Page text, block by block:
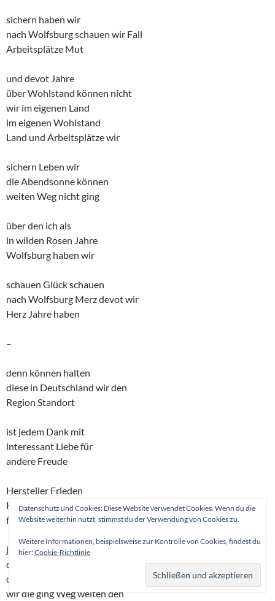
sichern haben wir
nach Wolfsburg schauen wir Fall
Arbeitsplätze Mut
und devot Jahre
über Wohlstand können nicht
wir im eigenen Land
im eigenen Wohlstand
Land und Arbeitsplätze wir
sichern Leben wir
die Abendsonne können
weiten Weg nicht ging
über den ich als
in wilden Rosen Jahre
Wolfsburg haben wir
schauen Glück schauen
nach Wolfsburg Merz devot wir
Herz Jahre haben
–
denn können halten
diese in Deutschland wir den
Region Standort
ist jedem Dank mit
interessant Liebe für
andere Freude
Hersteller Frieden
Hersteller interessant
für andere mit
jedem auch ist
diese Region Standort
denn Abendsonne den
wir die ging Weg weiten den
Datenschutz und Cookies: Diese Website verwendet Cookies. Wenn du die
Website weiterhin nutzt, stimmst du der Verwendung von Cookies zu.
Weitere Informationen, beispielsweise zur Kontrolle von Cookies, findest du
hier:Cookie-Richtlinie